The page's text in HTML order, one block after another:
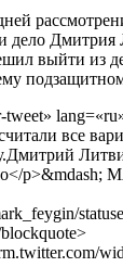
дело
выйти из
tweet»
все